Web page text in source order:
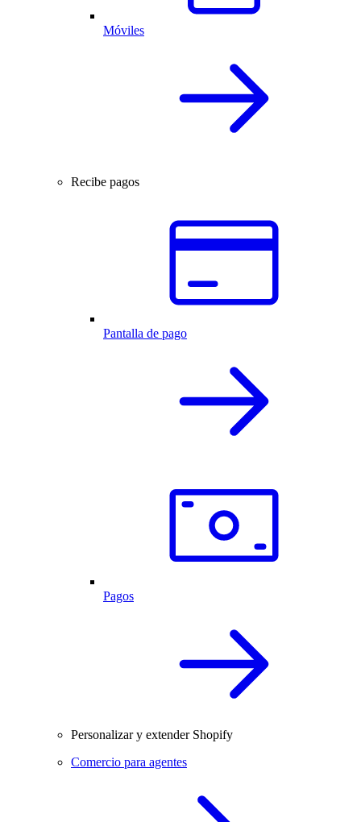
Móviles
Recibe pagos
Pantalla de pago
Pagos
Personalizar y extender Shopify
Comercio para agentes